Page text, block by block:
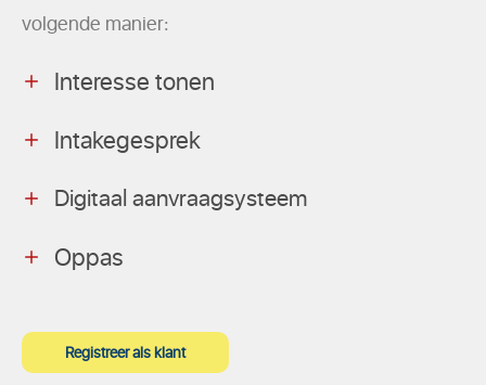
volgende manier:
Interesse tonen
Intakegesprek
Digitaal aanvraagsysteem
Oppas
Registreer als klant